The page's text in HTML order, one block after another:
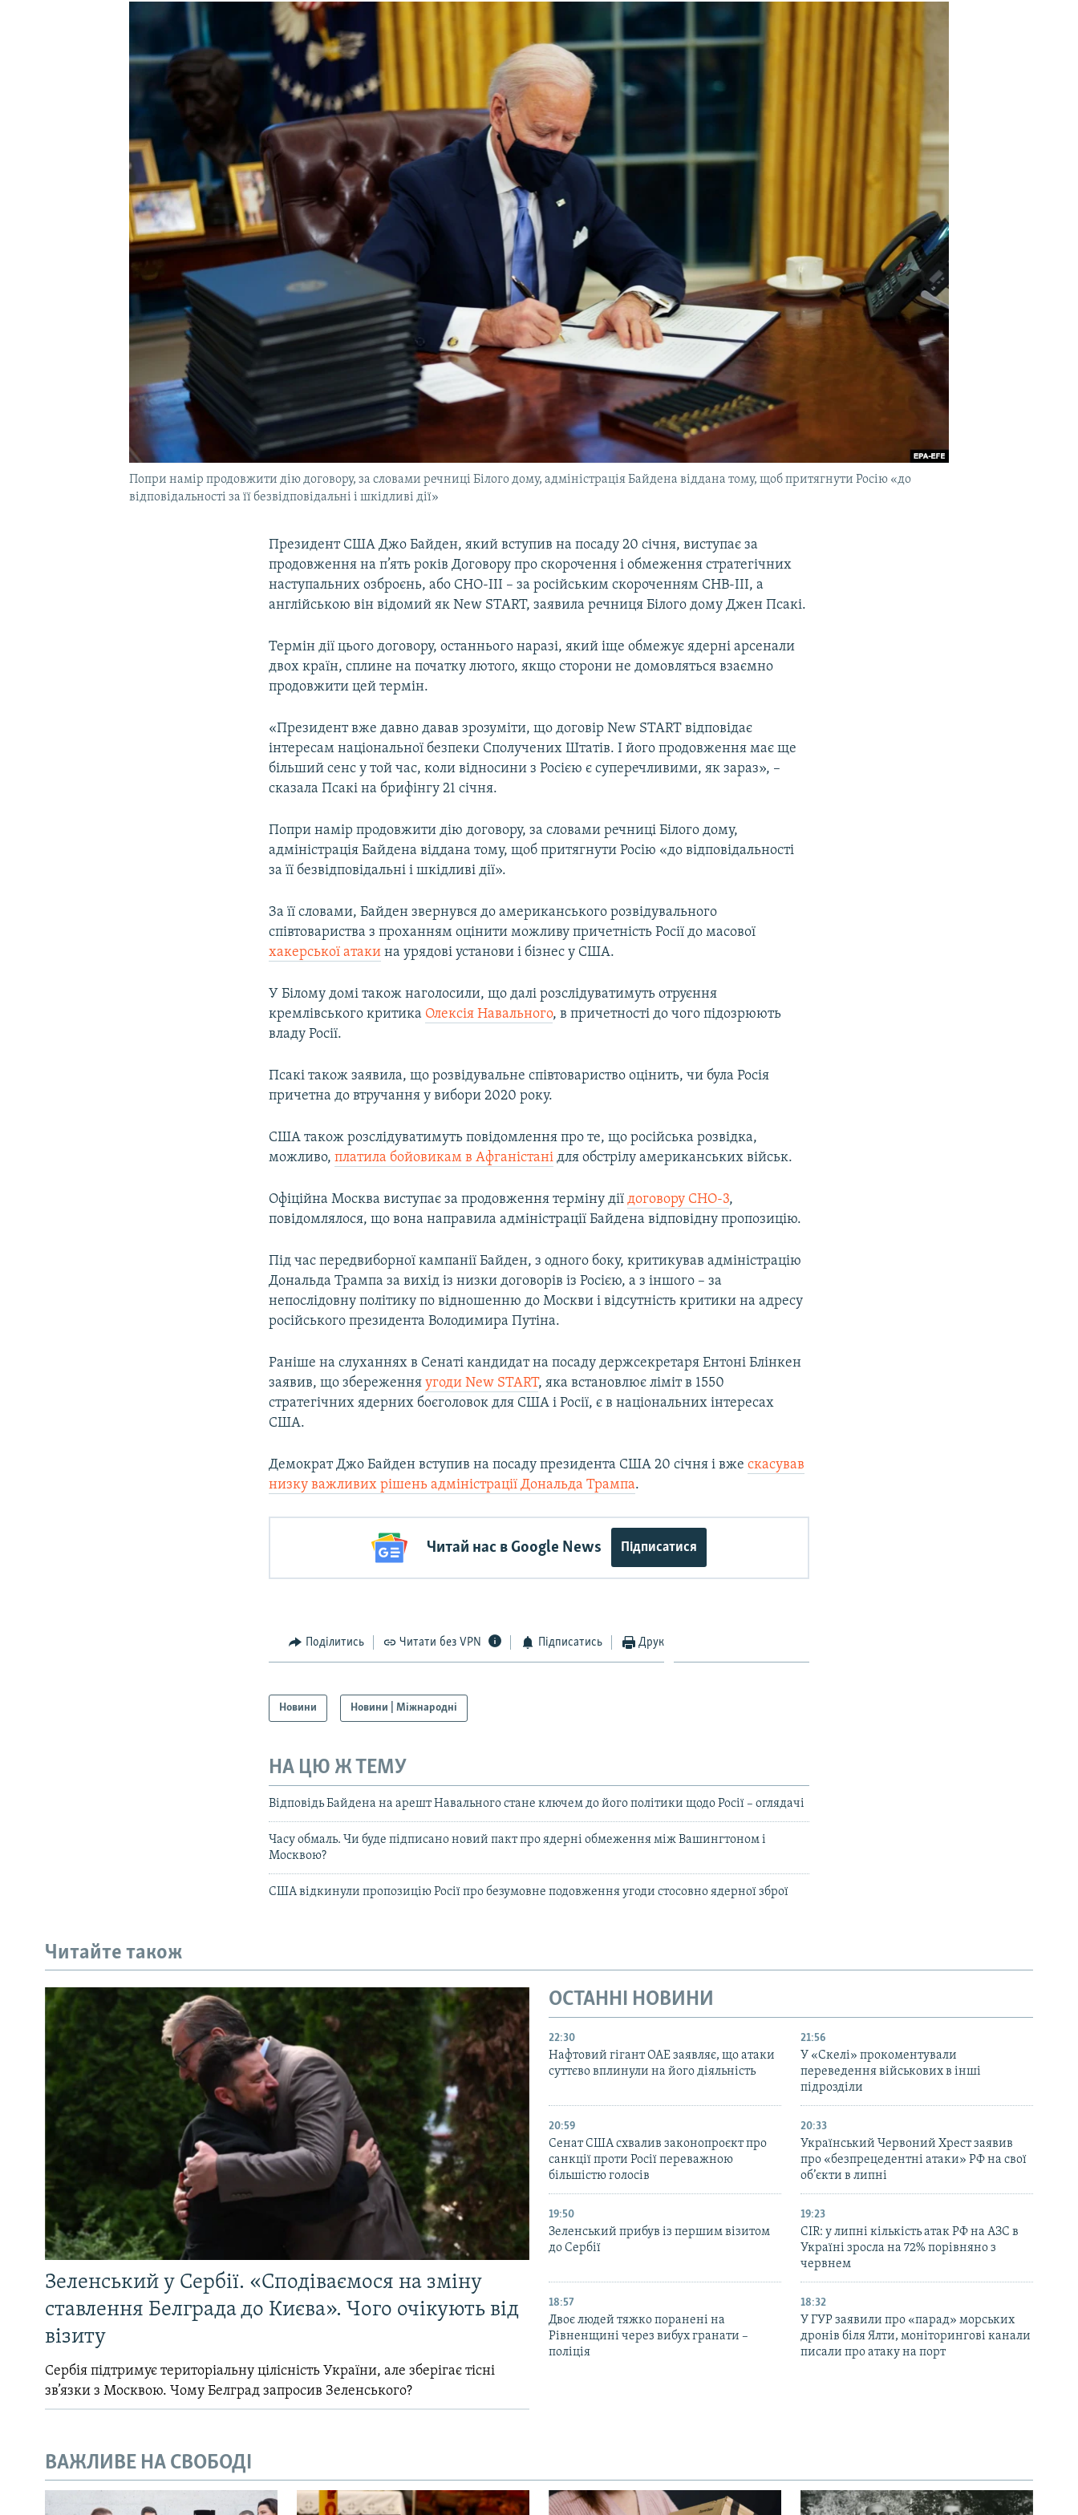
Попри намір продовжити дію договору, за словами речниці Білого дому, адміністрація Байдена віддана тому, щоб притягнути Росію «до
відповідальності за її безвідповідальні і шкідливі дії»
Президент США Джо Байден, який вступив на посаду 20 січня, виступає за
продовження на п’ять років Договору про скорочення і обмеження стратегічних
наступальних озброєнь, або СНО-III – за російським скороченням СНВ-III, а
англійською він відомий як New START, заявила речниця Білого дому Джен Псакі.
Термін дії цього договору, останнього наразі, який іще обмежує ядерні арсенали
двох країн, сплине на початку лютого, якщо сторони не домовляться взаємно
продовжити цей термін.
«Президент вже давно давав зрозуміти, що договір New START відповідає
інтересам національної безпеки Сполучених Штатів. І його продовження має ще
більший сенс у той час, коли відносини з Росією є суперечливими, як зараз», –
сказала Псакі на брифінгу 21 січня.
Попри намір продовжити дію договору, за словами речниці Білого дому,
адміністрація Байдена віддана тому, щоб притягнути Росію «до відповідальності
за її безвідповідальні і шкідливі дії».
За її словами, Байден звернувся до американського розвідувального
співтовариства з проханням оцінити можливу причетність Росії до масової
хакерської атаки на урядові установи і бізнес у США.
У Білому домі також наголосили, що далі розслідуватимуть отруєння
кремлівського критика Олексія Навального, в причетності до чого підозрюють
владу Росії.
Псакі також заявила, що розвідувальне співтовариство оцінить, чи була Росія
причетна до втручання у вибори 2020 року.
США також розслідуватимуть повідомлення про те, що російська розвідка,
можливо,платила бойовикам в Афганістані для обстрілу американських військ.
Офіційна Москва виступає за продовження терміну діїдоговору СНО-3,
повідомлялося, що вона направила адміністрації Байдена відповідну пропозицію.
Під час передвиборної кампанії Байден, з одного боку, критикував адміністрацію
Дональда Трампа за вихід із низки договорів із Росією, а з іншого – за
непослідовну політику по відношенню до Москви і відсутність критики на адресу
російського президента Володимира Путіна.
Раніше на слуханнях в Сенаті кандидат на посаду держсекретаря Ентоні Блінкен
заявив, що збереженняугоди New START, яка встановлює ліміт в 1550
стратегічних ядерних боєголовок для США і Росії, є в національних інтересах
США.
Демократ Джо Байден вступив на посаду президента США 20 січня і вжескасував
низку важливих рішень адміністрації Дональда Трампа.
Читай нас в Google News Підписатися
Поділитись Читати без VPN Підписатись Друк
Новини Новини | Міжнародні
НА ЦЮ Ж ТЕМУ
Відповідь Байдена на арешт Навального стане ключем до його політики щодо Росії – оглядачі
Часу обмаль. Чи буде підписано новий пакт про ядерні обмеження між Вашингтоном і
Москвою?
США відкинули пропозицію Росії про безумовне подовження угоди стосовно ядерної зброї
Читайте також
Зеленський у Сербії. «Сподіваємося на зміну
ставлення Белграда до Києва». Чого очікують від
візиту
Сербія підтримує територіальну цілісність України, але зберігає тісні
зв’язки з Москвою. Чому Белград запросив Зеленського?
ОСТАННІ НОВИНИ
22:30
Нафтовий гігант ОАЕ заявляє, що атаки
суттєво вплинули на його діяльність
21:56
У «Скелі» прокоментували
переведення військових в інші
підрозділи
20:59
Cенат США схвалив законопроєкт про
санкції проти Росії переважною
більшістю голосів
20:33
Український Червоний Хрест заявив
про «безпрецедентні атаки» РФ на свої
об’єкти в липні
19:50
Зеленський прибув із першим візитом
до Сербії
19:23
CIR: у липні кількість атак РФ на АЗС в
Україні зросла на 72% порівняно з
червнем
18:57
Двоє людей тяжко поранені на
Рівненщині через вибух гранати –
поліція
18:32
У ГУР заявили про «парад» морських
дронів біля Ялти, моніторингові канали
писали про атаку на порт
ВАЖЛИВЕ НА СВОБОДІ